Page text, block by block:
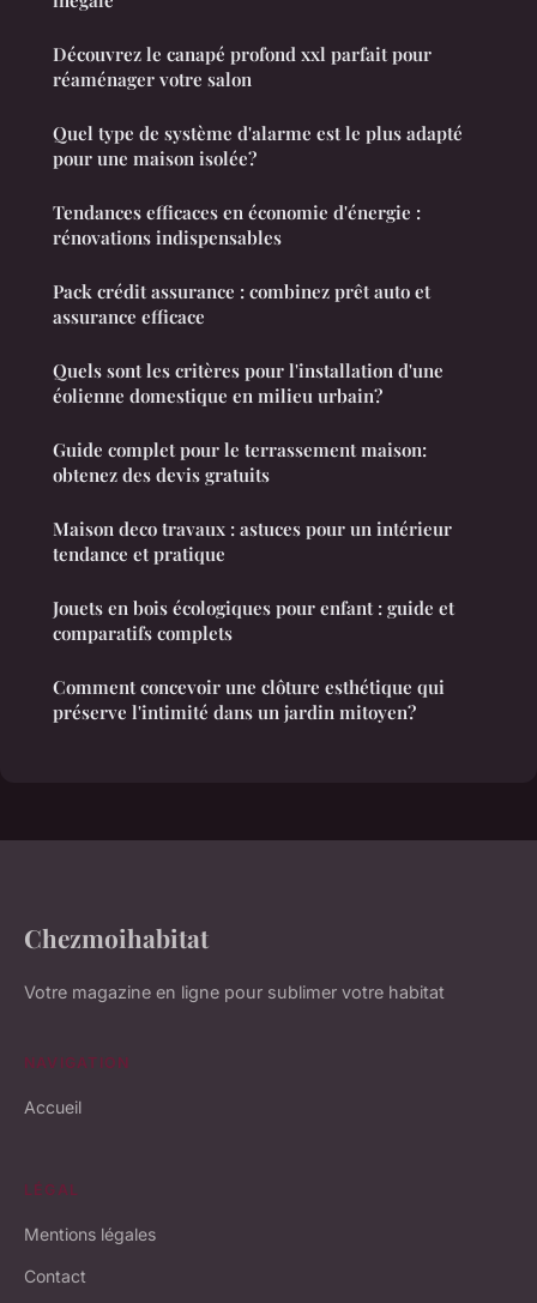
Découvrez le canapé profond xxl parfait pour
réaménager votre salon
Quel type de système d'alarme est le plus adapté
pour une maison isolée?
Tendances efficaces en économie d'énergie :
rénovations indispensables
Pack crédit assurance : combinez prêt auto et
assurance efficace
Quels sont les critères pour l'installation d'une
éolienne domestique en milieu urbain?
Guide complet pour le terrassement maison:
obtenez des devis gratuits
Maison deco travaux : astuces pour un intérieur
tendance et pratique
Jouets en bois écologiques pour enfant : guide et
comparatifs complets
Comment concevoir une clôture esthétique qui
préserve l'intimité dans un jardin mitoyen?
Chezmoihabitat
Votre magazine en ligne pour sublimer votre habitat
NAVIGATION
Accueil
LÉGAL
Mentions légales
Contact